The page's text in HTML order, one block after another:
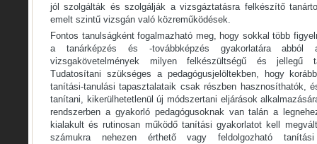
jól szolgálták és szolgálják a vizsgáztatásra felkészítő
emelt szintű vizsgán való közreműködések.
Fontos tanulságként fogalmazható meg, hogy sokkal több
a tanárképzés és -továbbképzés gyakorlatára
vizsgakövetelmények milyen felkészültségű és jellegű
Tudatosítani szükséges a pedagógusjelöltekben, hogy
tanítási-tanulási tapasztalataik csak részben hasznosíthatók,
tanítani, kikerülhetetlenül új módszertani eljárások
rendszerben a gyakorló pedagógusoknak van talán a
kialakult és rutinosan működő tanítási gyakorlatot kell
számukra nehezen érthető vagy feldolgozható